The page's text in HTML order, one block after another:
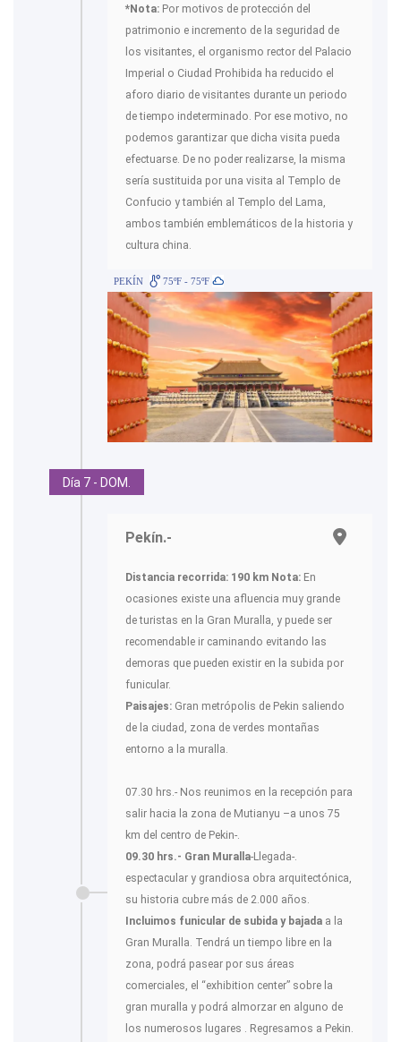
*Nota: Por motivos de protección del
patrimonio e incremento de la seguridad de
los visitantes, el organismo rector del Palacio
Imperial o Ciudad Prohibida ha reducido el
aforo diario de visitantes durante un periodo
de tiempo indeterminado. Por ese motivo, no
podemos garantizar que dicha visita pueda
efectuarse. De no poder realizarse, la misma
sería sustituida por una visita al Templo de
Confucio y también al Templo del Lama,
ambos también emblemáticos de la historia y
cultura china.
PEKÍN 75ºF - 75ºF
Día 7 - DOM.
Pekín.-
Distancia recorrida: 190 km Nota: En
ocasiones existe una afluencia muy grande
de turistas en la Gran Muralla, y puede ser
recomendable ir caminando evitando las
demoras que pueden existir en la subida por
funicular.
Paisajes: Gran metrópolis de Pekin saliendo
de la ciudad, zona de verdes montañas
entorno a la muralla.
07.30 hrs.- Nos reunimos en la recepción para
salir hacia la zona de Mutianyu –a unos 75
km del centro de Pekin-.
09.30 hrs.- Gran Muralla-Llegada-.
espectacular y grandiosa obra arquitectónica,
su historia cubre más de 2.000 años.
Incluimos funicular de subida y bajada a la
Gran Muralla. Tendrá un tiempo libre en la
zona, podrá pasear por sus áreas
comerciales, el “exhibition center” sobre la
gran muralla y podrá almorzar en alguno de
los numerosos lugares . Regresamos a Pekin.